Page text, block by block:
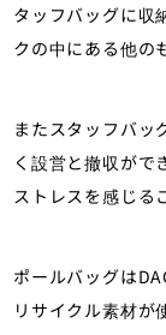
タッフバッグに収
クの中にある他の
またスタッフバッ
く設営と撤収がで
ストレスを感じる
ポールバッグは
リサイクル素材が